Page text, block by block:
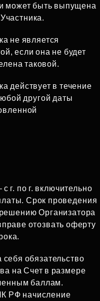
может быть выпущена
не является
если она не будет
таковой.
действует в течение
другой даты
г. по г. включительно
Срок проведения
Организатора
отозвать оферту
обязательство
на Счет в размере
баллам.
РФ начисление